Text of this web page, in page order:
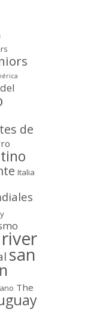
de
Italia
river
san
The